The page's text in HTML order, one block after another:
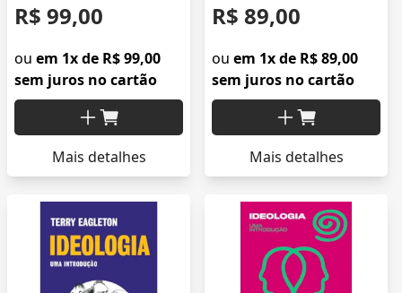
R$ 99,00
ou em 1x de R$ 99,00
sem juros no cartão
Mais detalhes
R$ 89,00
ou em 1x de R$ 89,00
sem juros no cartão
Mais detalhes